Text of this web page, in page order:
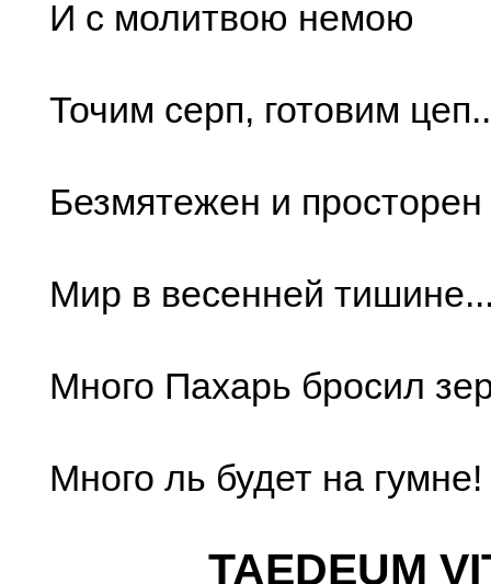
И с молитвою немою
Точим серп, готовим
Безмятежен и просторен
Мир в весенней
Много Пахарь бросил
Много ль будет на гумне!
TAEDEUM